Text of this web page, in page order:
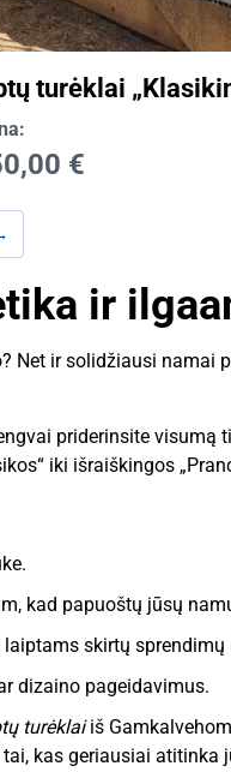
turėklai
€
ir
ir solidžiausi namai
priderinsite visumą
iki išraiškingos
kad papuoštų jūsų
skirtų sprendimų
dizaino pageidavimus.
turėklaiiš
kas geriausiai atitinka